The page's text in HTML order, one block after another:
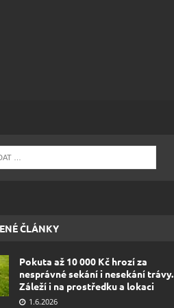
ČLÁNKY
Pokuta až 10 000 Kč hrozí za
nesprávné sekání i nesekání trávy.
Záleží i na prostředku a lokaci
1.6.2026